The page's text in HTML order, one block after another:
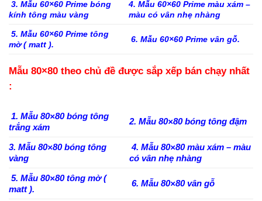
3. Mẫu 60×60 Prime bóng
kính tông màu vàng
4. Mẫu 60×60 Prime màu xám –
màu có vân nhẹ nhàng
5. Mẫu 60×60 Prime tông
mờ ( matt ).
6. Mẫu 60×60 Prime vân gỗ.
Mẫu 80×80 theo chủ đề được sắp xếp bán chạy nhất
:
1. Mẫu 80×80 bóng tông
trắng xám
2. Mẫu 80×80 bóng tông đậm
3. Mẫu 80×80 bóng tông
vàng
4. Mẫu 80×80 màu xám – màu
có vân nhẹ nhàng
5. Mẫu 80×80 tông mờ (
matt ).
6. Mẫu 80×80 vân gỗ